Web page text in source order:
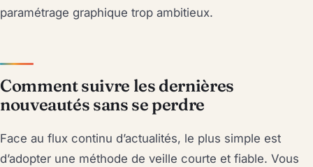
paramétrage graphique trop ambitieux.
Comment suivre les dernières
nouveautés sans se perdre
Face au flux continu d’actualités, le plus simple est
d’adopter une méthode de veille courte et fiable. Vous